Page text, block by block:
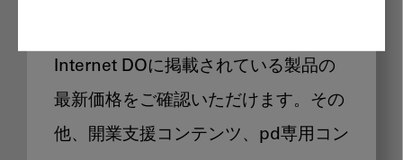
Internet DOに掲載されている製品の
最新価格をご確認いただけます。その
他、開業支援コンテンツ、pd専用コン